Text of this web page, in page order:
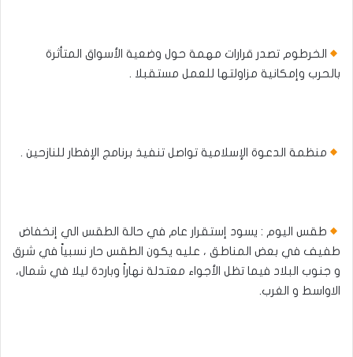
الخرطوم تصدر قرارات مهمة حول وضعية الأسواق المتأثرة
بالحرب وإمكانية مزاولتها للعمل مستقبلا .
منظمة الدعوة الإسلامية تواصل تنفيذ برنامج الإفطار للنازحين .
طقس اليوم : يسود إستقرار عام في حالة الطقس الي إنخفاض
طفيف في بعض المناطق ، عليه يكون الطقس حار نسبياً في شرق
و جنوب البلاد فيما تظل الأجواء معتدلة نهاراً وباردة ليلا في شمال،
الاواسط و الغرب.